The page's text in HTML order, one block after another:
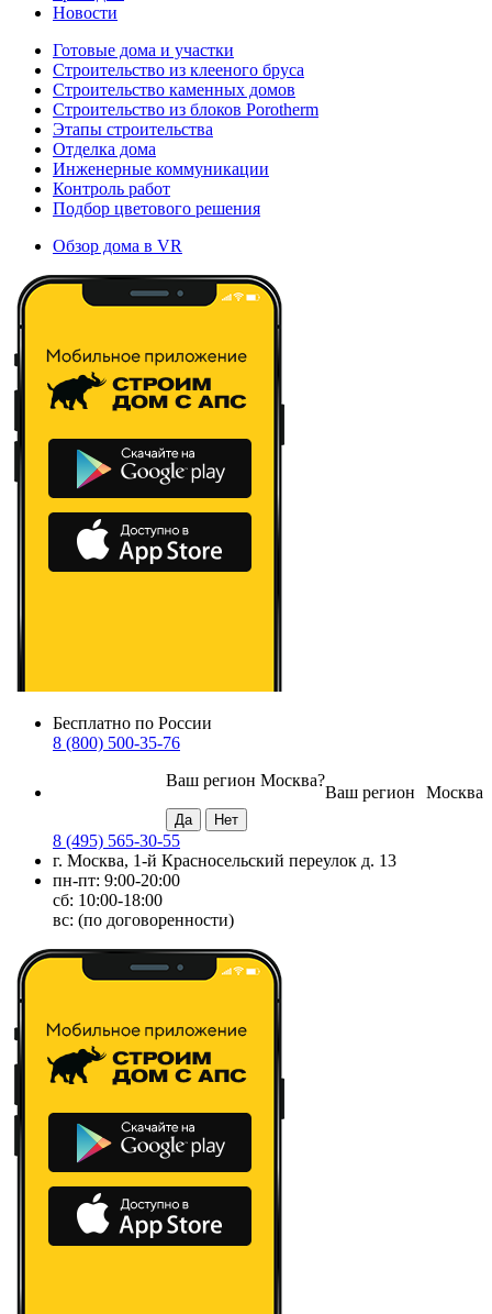
Новости
Готовые дома и участки
Строительство из клееного бруса
Строительство каменных домов
Строительство из блоков Porotherm
Этапы строительства
Отделка дома
Инженерные коммуникации
Контроль работ
Подбор цветового решения
Обзор дома в VR
Бесплатно по России
8 (800) 500-35-76
Москва
Ваш регион
Ваш регион Москва?
8 (495) 565-30-55
г. Москва, 1-й Красносельский переулок д. 13
пн-пт: 9:00-20:00
сб: 10:00-18:00
вс: (по договоренности)